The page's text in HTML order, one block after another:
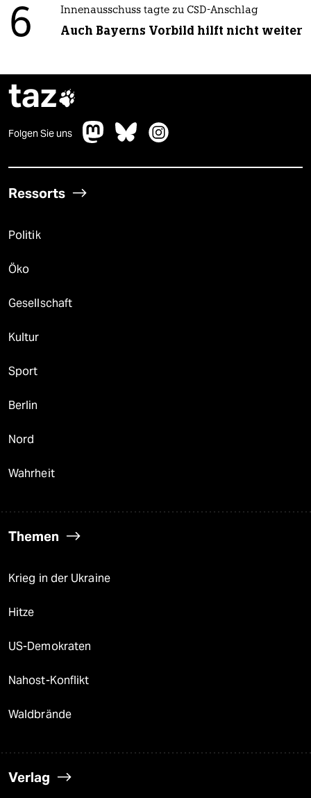
6 Innenausschuss tagte zu CSD-Anschlag
Auch Bayerns Vorbild hilft nicht weiter
taz
Folgen Sie uns
Ressorts
Politik
Öko
Gesellschaft
Kultur
Sport
Berlin
Nord
Wahrheit
Themen
Krieg in der Ukraine
Hitze
US-Demokraten
Nahost-Konflikt
Waldbrände
Verlag